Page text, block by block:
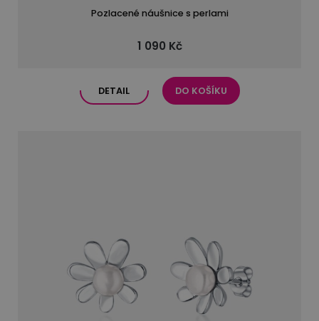
Pozlacené náušnice s perlami
1 090 Kč
DETAIL DO KOŠÍKU